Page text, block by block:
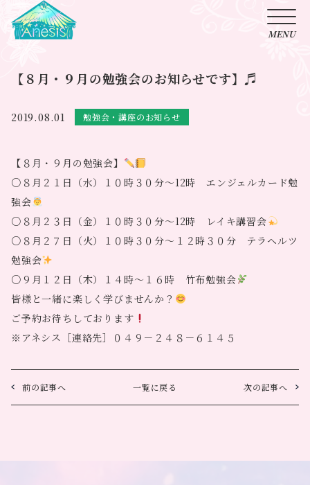
【８月・９月の勉強会のお知らせです】♬
2019.08.01 勉強会・講座のお知らせ
【８月・９月の勉強会】
○８月２１日（水）１０時３０分～12時 エンジェルカード勉
強会
○８月２３日（金）１０時３０分～12時 レイキ講習会
○８月２７日（火）１０時３０分～１２時３０分 テラヘルツ
勉強会
○９月１２日（木）１４時～１６時 竹布勉強会
皆様と一緒に楽しく学びませんか？
ご予約お待ちしております
※アネシス［連絡先］０４９－２４８－６１４５
前の記事へ 一覧に戻る 次の記事へ